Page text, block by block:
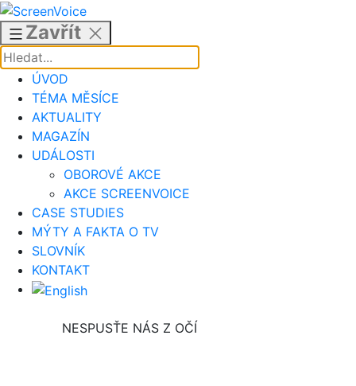
Přejít
obsahu
Zavřít
ÚVOD
TÉMA MĚSÍCE
AKTUALITY
MAGAZÍN
UDÁLOSTI
OBOROVÉ AKCE
AKCE SCREENVOICE
CASE STUDIES
MÝTY A FAKTA O TV
SLOVNÍK
KONTAKT
NESPUSŤE NÁS Z OČÍ